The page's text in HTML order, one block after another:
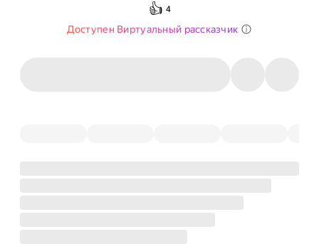
👍 4
Доступен Виртуальный рассказчик